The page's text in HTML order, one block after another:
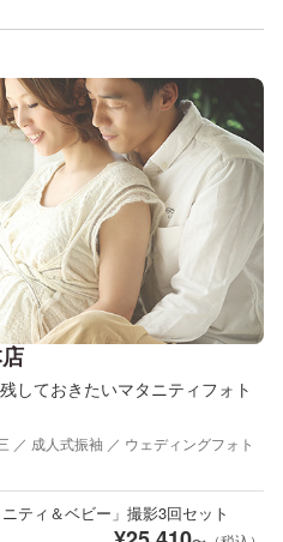
しておきたいマタニティフォト
／ 成人式振袖 ／ ウェディングフォト
ニティ＆ベビー」撮影3回セット